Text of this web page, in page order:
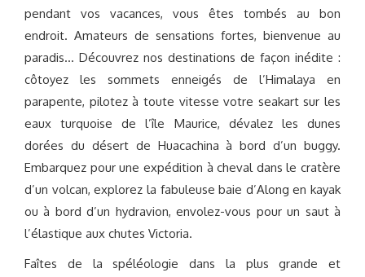
pendant vos vacances, vous êtes tombés au bon
endroit. Amateurs de sensations fortes, bienvenue au
paradis… Découvrez nos destinations de façon inédite :
côtoyez les sommets enneigés de l’Himalaya en
parapente, pilotez à toute vitesse votre seakart sur les
eaux turquoise de l’île Maurice, dévalez les dunes
dorées du désert de Huacachina à bord d’un buggy.
Embarquez pour une expédition à cheval dans le cratère
d’un volcan, explorez la fabuleuse baie d’Along en kayak
ou à bord d’un hydravion, envolez-vous pour un saut à
l’élastique aux chutes Victoria.
Faîtes de la spéléologie dans la plus grande et